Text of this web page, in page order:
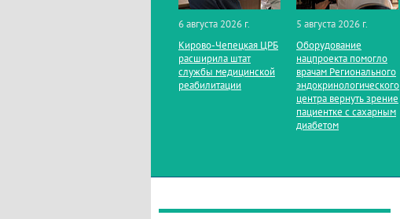
6 августа 2026 г.
Кирово‑Чепецкая ЦРБ
расширила штат
службы медицинской
реабилитации
5 августа 2026 г.
Оборудование
нацпроекта помогло
врачам Регионального
эндокринологического
центра вернуть зрение
пациентке с сахарным
диабетом